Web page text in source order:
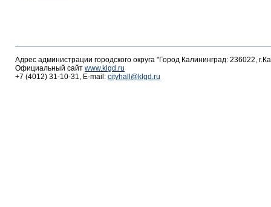
Адрес администрации городского округа "Город Калининград: 236022,
Официальный сайт www.klgd.ru
+7 (4012) 31-10-31, E-mail: cityhall@klgd.ru